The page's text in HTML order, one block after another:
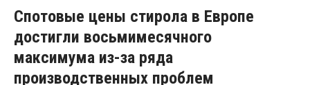
Спотовые цены стирола в Европе
достигли восьмимесячного
максимума из-за ряда
производственных проблем